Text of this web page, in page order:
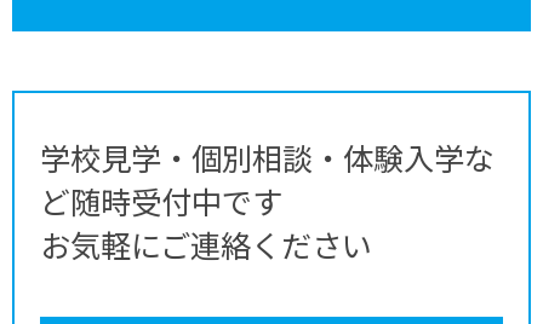
学校見学・個別相談・体験入学な
ど随時受付中です
お気軽にご連絡ください